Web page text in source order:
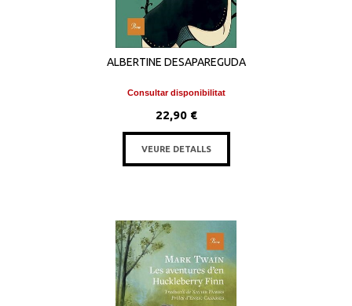
ALBERTINE DESAPAREGUDA
Consultar disponibilitat
22,90 €
VEURE DETALLS